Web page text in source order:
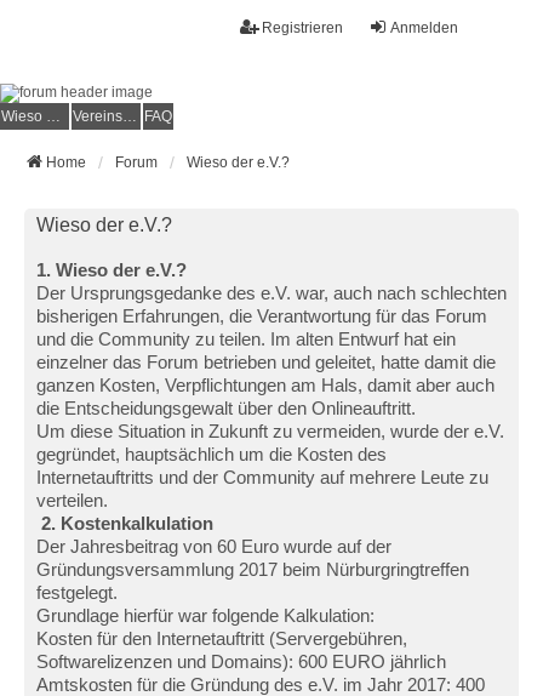
Anmelden
Registrieren
Wieso der e.V.? Vereinsmitglied werden FAQ
Home Forum Wieso der e.V.?
Wieso der e.V.?
1. Wieso der e.V.?
Der Ursprungsgedanke des e.V. war, auch nach schlechten
bisherigen Erfahrungen, die Verantwortung für das Forum
und die Community zu teilen. Im alten Entwurf hat ein
einzelner das Forum betrieben und geleitet, hatte damit die
ganzen Kosten, Verpflichtungen am Hals, damit aber auch
die Entscheidungsgewalt über den Onlineauftritt.
Um diese Situation in Zukunft zu vermeiden, wurde der e.V.
gegründet, hauptsächlich um die Kosten des
Internetauftritts und der Community auf mehrere Leute zu
verteilen.
2. Kostenkalkulation
Der Jahresbeitrag von 60 Euro wurde auf der
Gründungsversammlung 2017 beim Nürburgringtreffen
festgelegt.
Grundlage hierfür war folgende Kalkulation:
Kosten für den Internetauftritt (Servergebühren,
Softwarelizenzen und Domains): 600 EURO jährlich
Amtskosten für die Gründung des e.V. im Jahr 2017: 400